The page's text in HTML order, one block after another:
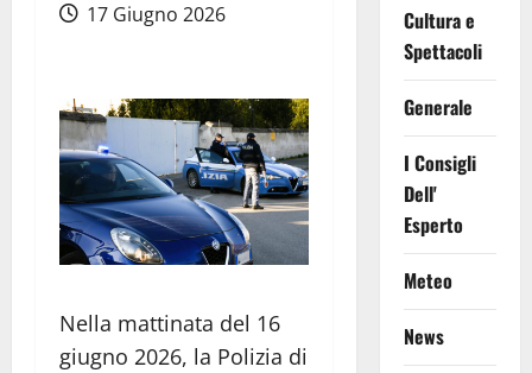
17 Giugno 2026
Nella mattinata del 16
giugno 2026, la Polizia di
Cultura e
Spettacoli
Generale
I Consigli
Dell'
Esperto
Meteo
News